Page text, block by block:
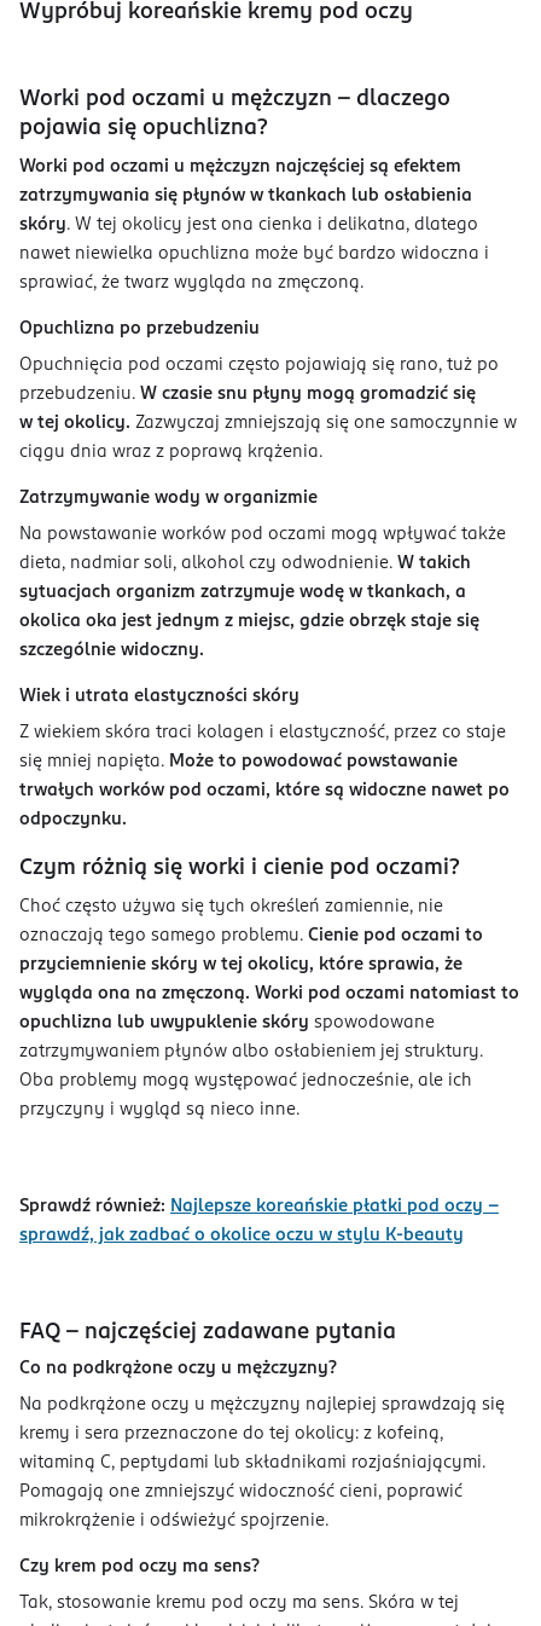
Wypróbuj koreańskie kremy pod oczy
Worki pod oczami u mężczyzn – dlaczego
pojawia się opuchlizna?
Worki pod oczami u mężczyzn najczęściej są efektem
zatrzymywania się płynów w tkankach lub osłabienia
skóry. W tej okolicy jest ona cienka i delikatna, dlatego
nawet niewielka opuchlizna może być bardzo widoczna i
sprawiać, że twarz wygląda na zmęczoną.
Opuchlizna po przebudzeniu
Opuchnięcia pod oczami często pojawiają się rano, tuż po
przebudzeniu. W czasie snu płyny mogą gromadzić się
w tej okolicy. Zazwyczaj zmniejszają się one samoczynnie w
ciągu dnia wraz z poprawą krążenia.
Zatrzymywanie wody w organizmie
Na powstawanie worków pod oczami mogą wpływać także
dieta, nadmiar soli, alkohol czy odwodnienie. W takich
sytuacjach organizm zatrzymuje wodę w tkankach, a
okolica oka jest jednym z miejsc, gdzie obrzęk staje się
szczególnie widoczny.
Wiek i utrata elastyczności skóry
Z wiekiem skóra traci kolagen i elastyczność, przez co staje
się mniej napięta. Może to powodować powstawanie
trwałych worków pod oczami, które są widoczne nawet po
odpoczynku.
Czym różnią się worki i cienie pod oczami?
Choć często używa się tych określeń zamiennie, nie
oznaczają tego samego problemu. Cienie pod oczami to
przyciemnienie skóry w tej okolicy, które sprawia, że
wygląda ona na zmęczoną. Worki pod oczami natomiast to
opuchlizna lub uwypuklenie skóry spowodowane
zatrzymywaniem płynów albo osłabieniem jej struktury.
Oba problemy mogą występować jednocześnie, ale ich
przyczyny i wygląd są nieco inne.
Sprawdź również: Najlepsze koreańskie płatki pod oczy –
sprawdź, jak zadbać o okolice oczu w stylu K-beauty
FAQ – najczęściej zadawane pytania
Co na podkrążone oczy u mężczyzny?
Na podkrążone oczy u mężczyzny najlepiej sprawdzają się
kremy i sera przeznaczone do tej okolicy: z kofeiną,
witaminą C, peptydami lub składnikami rozjaśniającymi.
Pomagają one zmniejszyć widoczność cieni, poprawić
mikrokrążenie i odświeżyć spojrzenie.
Czy krem pod oczy ma sens?
Tak, stosowanie kremu pod oczy ma sens. Skóra w tej